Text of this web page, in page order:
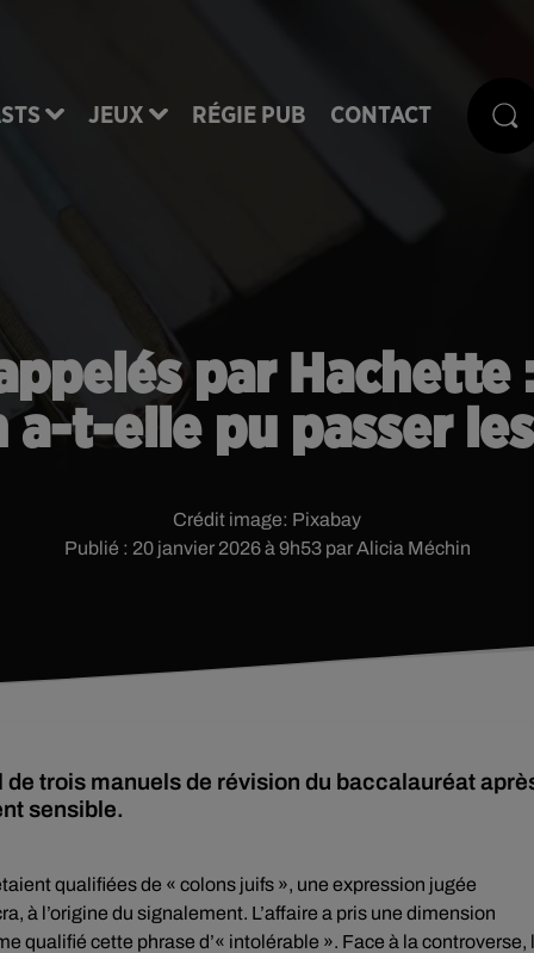
JEUX RÉGIE PUB CONTACT
par
t-elle pu passer
Publié : 20 janvier 2026 à 9h53 par Alicia Méchin
Crédit image: Pixabay
trois manuels de révision du baccalauréat
sensible.
qualifiées de « colons juifs », une expression jugée
à l’origine du signalement. L’affaire a pris une dimension
qualifié cette phrase d’« intolérable ». Face à la controverse,